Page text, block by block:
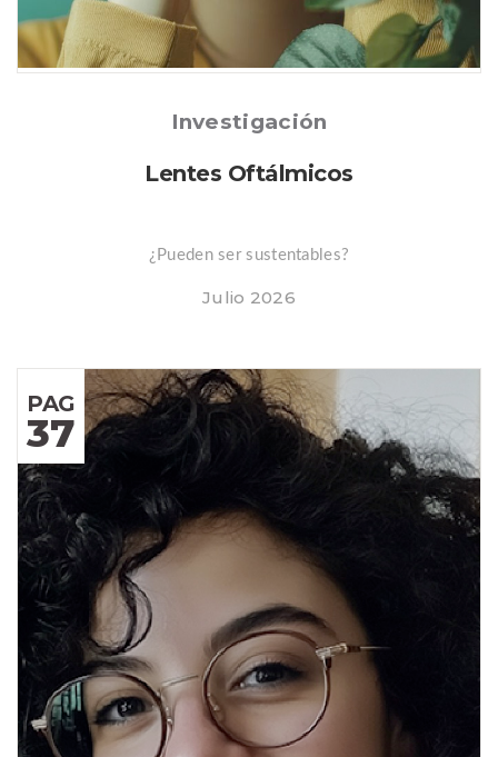
Posted
Investigación
Lentes Oftálmicos
¿Pueden ser sustentables?
Julio 2026
PAG
37